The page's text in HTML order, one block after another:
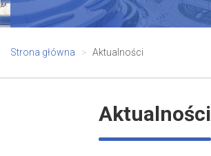
Strona główna Aktualności
Aktualności